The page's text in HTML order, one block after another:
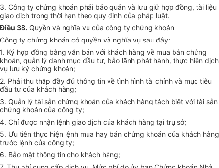
3. Công ty chứng khoán phải bảo quản và lưu giữ hợp đồng, tài liệu
giao dịch trong thời hạn theo quy định của pháp luật.
Điều 38. Quyền và nghĩa vụ của công ty chứng khoán
Công ty chứng khoán có quyền và nghĩa vụ sau đây:
1. Ký hợp đồng bằng văn bản với khách hàng về mua bán chứng
khoán, quản lý danh mục đầu tư, bảo lãnh phát hành, thực hiện dịch
vụ lưu ký chứng khoán;
2. Phải thu thập đầy đủ thông tin về tình hình tài chính và mục tiêu
đầu tư của khách hàng;
3. Quản lý tài sản chứng khoán của khách hàng tách biệt với tài sản
chứng khoán của công ty;
4. Chỉ được nhận lệnh giao dịch của khách hàng tại trụ sở;
5. Ưu tiên thực hiện lệnh mua hay bán chứng khoán của khách hàng
trước lệnh của công ty;
6. Bảo mật thông tin cho khách hàng;